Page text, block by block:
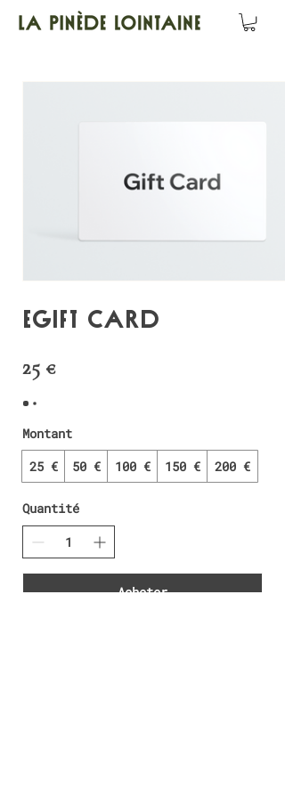
eGift Card
25 €
Montant
25 €
50 € 100 € 150 € 200 €
Quantité
Acheter